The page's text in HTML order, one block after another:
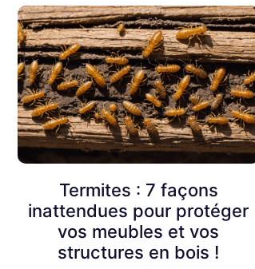
Termites : 7 façons
inattendues pour protéger
vos meubles et vos
structures en bois !